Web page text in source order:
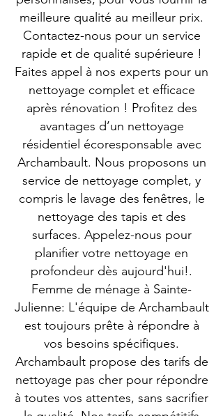
meilleure qualité au meilleur prix.
Contactez-nous pour un service
rapide et de qualité supérieure !
Faites appel à nos experts pour un
nettoyage complet et efficace
après rénovation ! Profitez des
avantages d’un nettoyage
résidentiel écoresponsable avec
Archambault. Nous proposons un
service de nettoyage complet, y
compris le lavage des fenêtres, le
nettoyage des tapis et des
surfaces. Appelez-nous pour
planifier votre nettoyage en
profondeur dès aujourd'hui!.
Femme de ménage à Sainte-
Julienne: L'équipe de Archambault
est toujours prête à répondre à
vos besoins spécifiques.
Archambault propose des tarifs de
nettoyage pas cher pour répondre
à toutes vos attentes, sans sacrifier